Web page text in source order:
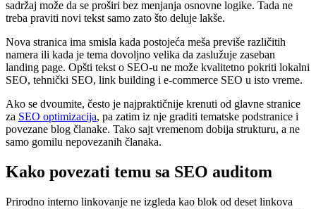
sadržaj može da se proširi bez menjanja osnovne logike. Tada ne
treba praviti novi tekst samo zato što deluje lakše.
Nova stranica ima smisla kada postojeća meša previše različitih
namera ili kada je tema dovoljno velika da zaslužuje zaseban
landing page. Opšti tekst o SEO-u ne može kvalitetno pokriti lokalni
SEO, tehnički SEO, link building i e-commerce SEO u isto vreme.
Ako se dvoumite, često je najpraktičnije krenuti od glavne stranice
za SEO optimizacija, pa zatim iz nje graditi tematske podstranice i
povezane blog članake. Tako sajt vremenom dobija strukturu, a ne
samo gomilu nepovezanih članaka.
Kako povezati temu sa SEO auditom
Prirodno interno linkovanje ne izgleda kao blok od deset linkova